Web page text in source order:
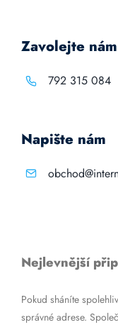
Zavolejte nám
792 315 084
Napište nám
Nejlevnější
Pokud sháníte
správné adrese.